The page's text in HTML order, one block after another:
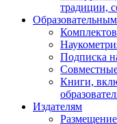
традиции,
Подписка
Книги,
Издателям